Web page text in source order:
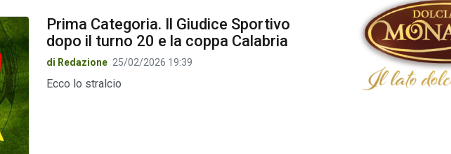
Prima Categoria. Il Giudice Sportivo
dopo il turno 20 e la coppa Calabria
di Redazione 25/02/2026 19:39
Ecco lo stralcio